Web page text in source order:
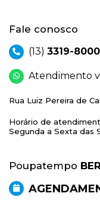
Fale conosco
(13) 3319-8000
Atendimento
Rua Luiz Pereira de
Horário de
Segunda a Sexta das
Poupatempo